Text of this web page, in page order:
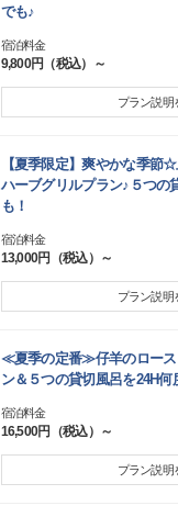
でも♪
宿泊料金
9,800円（税込）～
プラン説明
【夏季限定】爽やかな季節
ハーブグリルプラン♪５つの
も！
宿泊料金
13,000円（税込）～
プラン説明
≪夏季の定番≫仔羊のロース
ン＆５つの貸切風呂を24H何
宿泊料金
16,500円（税込）～
プラン説明